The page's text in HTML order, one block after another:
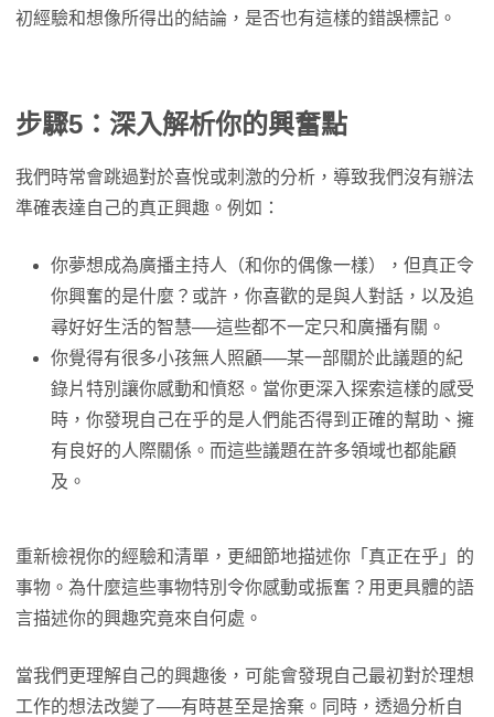
初經驗和想像所得出的結論，是否也有這樣的錯誤標記。
步驟5：深入解析你的興奮點
我們時常會跳過對於喜悅或刺激的分析，導致我們沒有辦法
準確表達自己的真正興趣。例如：
你夢想成為廣播主持人（和你的偶像一樣），但真正令
你興奮的是什麼？或許，你喜歡的是與人對話，以及追
尋好好生活的智慧──這些都不一定只和廣播有關。
你覺得有很多小孩無人照顧──某一部關於此議題的紀
錄片特別讓你感動和憤怒。當你更深入探索這樣的感受
時，你發現自己在乎的是人們能否得到正確的幫助、擁
有良好的人際關係。而這些議題在許多領域也都能顧
及。
重新檢視你的經驗和清單，更細節地描述你「真正在乎」的
事物。為什麼這些事物特別令你感動或振奮？用更具體的語
言描述你的興趣究竟來自何處。
當我們更理解自己的興趣後，可能會發現自己最初對於理想
工作的想法改變了──有時甚至是捨棄。同時，透過分析自